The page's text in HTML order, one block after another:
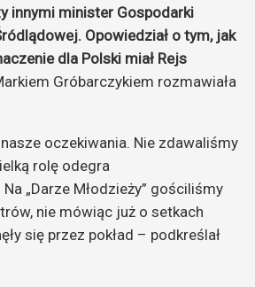
innymi minister Gospodarki
Opowiedział o tym, jak
dla Polski miał Rejs
Gróbarczykiem rozmawiała
oczekiwania. Nie zdawaliśmy
rolę odegra
„Darze Młodzieży” gościliśmy
nie mówiąc już o setkach
się przez pokład – podkreślał